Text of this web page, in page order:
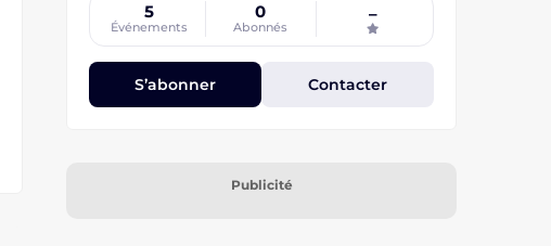
5
Événements
0
Abonnés
–
S’abonner Contacter
Publicité